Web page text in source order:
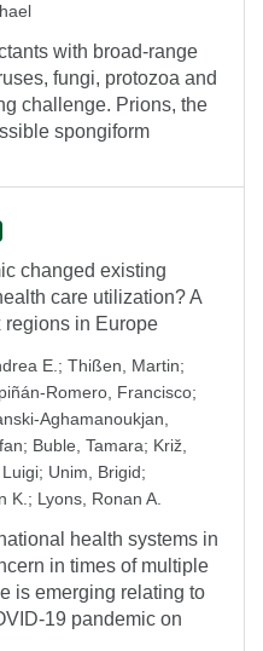
with broad-range
fungi, protozoa and
challenge. Prions, the
spongiform
changed existing
care utilization? A
regions in Europe
E. ; Thißen, Martin;
Romero, Francisco;
Aghamanoukjan,
; Buble, Tamara; Križ,
; Unim, Brigid;
K. ; Lyons, Ronan A.
health systems in
in times of multiple
is emerging relating to
19 pandemic on